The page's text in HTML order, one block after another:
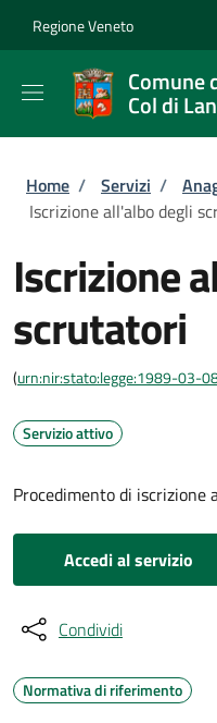
Regione Veneto
Comune
Col di
Briciole di
Home / Servizi /
Iscrizione all'albo degli
Iscrizione
scrutatori
(urn:nir:stato:legge:1989-03-
Servizio attivo
Procedimento di iscrizione
Accedi al servizio
Condividi
Normativa di riferimento